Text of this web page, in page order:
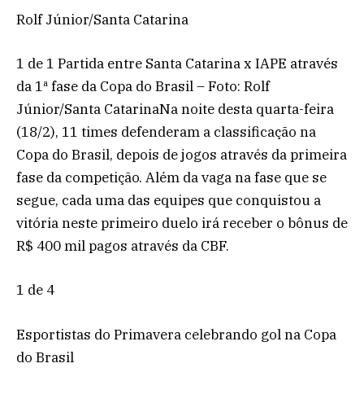
Rolf Júnior/Santa Catarina
1 de 1 Partida entre Santa Catarina x IAPE através
da 1ª fase da Copa do Brasil – Foto: Rolf
Júnior/Santa CatarinaNa noite desta quarta-feira
(18/2), 11 times defenderam a classificação na
Copa do Brasil, depois de jogos através da primeira
fase da competição. Além da vaga na fase que se
segue, cada uma das equipes que conquistou a
vitória neste primeiro duelo irá receber o bônus de
R$ 400 mil pagos através da CBF.
1 de 4
Esportistas do Primavera celebrando gol na Copa
do Brasil